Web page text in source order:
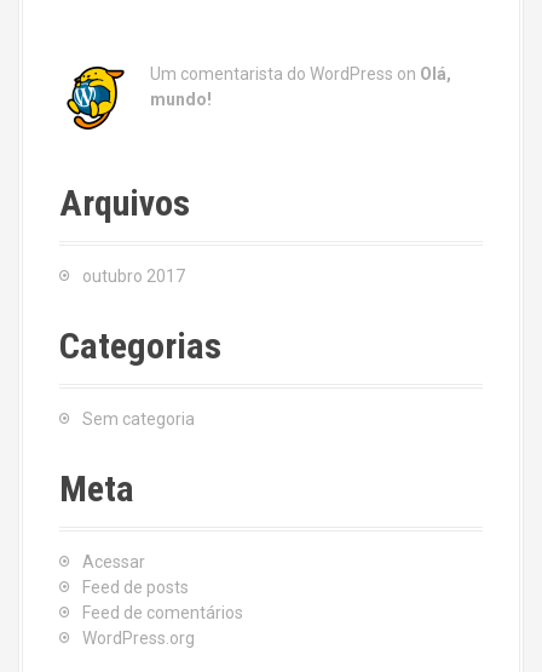
Um comentarista do WordPress on Olá,
mundo!
Arquivos
outubro 2017
Categorias
Sem categoria
Meta
Acessar
Feed de posts
Feed de comentários
WordPress.org